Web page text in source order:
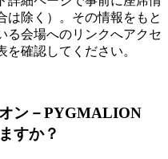
は除く）。その情報をもと
る会場へのリンクへアクセ
確認してください。
ン－PYGMALION
すか？